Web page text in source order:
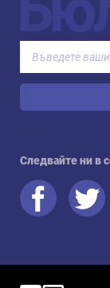
Следвайте ни в